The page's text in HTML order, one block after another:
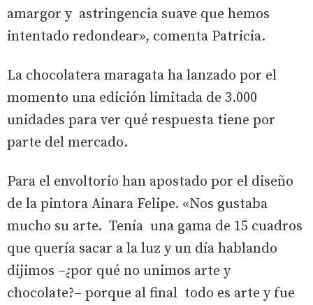
amargor y astringencia suave que hemos
intentado redondear», comenta Patricia.
La chocolatera maragata ha lanzado por el
momento una edición limitada de 3.000
unidades para ver qué respuesta tiene por
parte del mercado.
Para el envoltorio han apostado por el diseño
de la pintora Ainara Felipe. «Nos gustaba
mucho su arte. Tenía una gama de 15 cuadros
que quería sacar a la luz y un día hablando
dijimos –¿por qué no unimos arte y
chocolate?– porque al final todo es arte y fue